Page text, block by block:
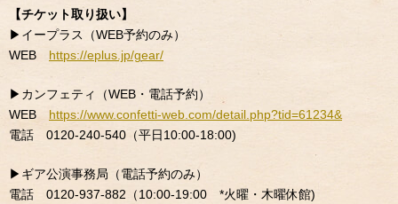
【チケット取り扱い】
▶︎イープラス（WEB予約のみ）
WEB https://eplus.jp/gear/
▶︎カンフェティ（WEB・電話予約）
WEB https://www.confetti-web.com/detail.php?tid=61234&
電話 0120-240-540（平日10:00-18:00)
▶︎ギア公演事務局（電話予約のみ）
電話 0120-937-882（10:00-19:00 *火曜・木曜休館)